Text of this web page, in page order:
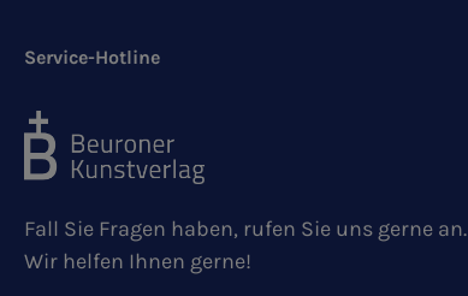
Service-Hotline
Fall Sie Fragen haben, rufen Sie uns gerne an.
Wir helfen Ihnen gerne!